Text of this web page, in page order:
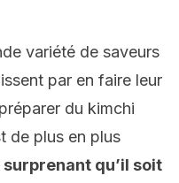
variété de saveurs
par en faire leur
du kimchi
de plus en plus
surprenant qu’il soit